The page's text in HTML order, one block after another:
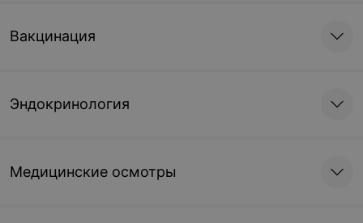
Вакцинация
Эндокринология
Медицинские осмотры